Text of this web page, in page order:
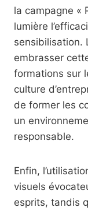
la campagne «
lumière
sensibilisation.
embrasser
formations sur
culture
de former les
un
responsable.
Enfin,
visuels
esprits, tandis